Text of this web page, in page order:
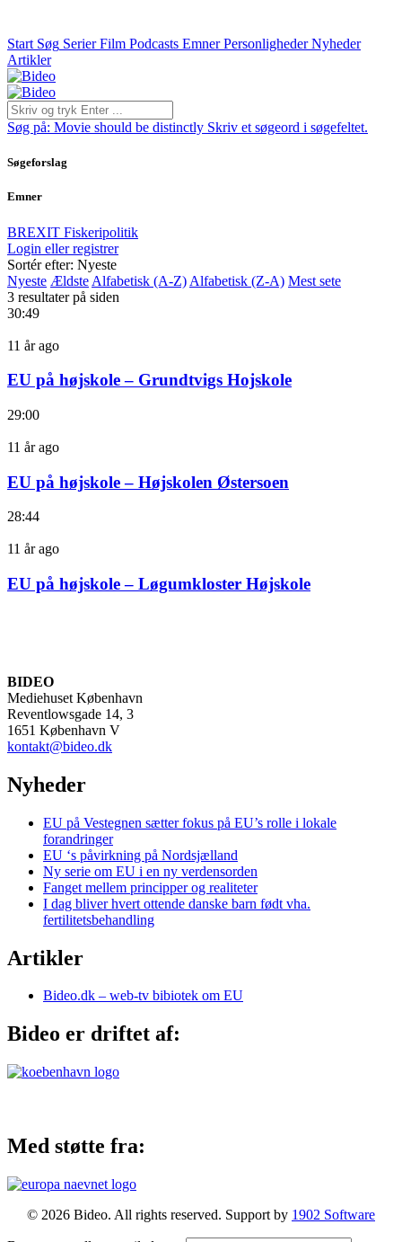
Start Søg Serier Film Podcasts Emner Personligheder Nyheder
Artikler
Søg på: Movie should be distinctly Skriv et søgeord i søgefeltet.
Søgeforslag
Emner
BREXIT Fiskeripolitik
Login eller registrer
Sortér efter: Nyeste
Nyeste Ældste Alfabetisk (A-Z) Alfabetisk (Z-A) Mest sete
3 resultater på siden
30:49
11 år ago
EU på højskole – Grundtvigs Hojskole
29:00
11 år ago
EU på højskole – Højskolen Østersoen
28:44
11 år ago
EU på højskole – Løgumkloster Højskole
BIDEO
Mediehuset København
Reventlowsgade 14, 3
1651 København V
kontakt@bideo.dk
Nyheder
EU på Vestegnen sætter fokus på EU’s rolle i lokale
forandringer
EU ‘s påvirkning på Nordsjælland
Ny serie om EU i en ny verdensorden
Fanget mellem principper og realiteter
I dag bliver hvert ottende danske barn født vha.
fertilitetsbehandling
Artikler
Bideo.dk – web-tv bibiotek om EU
Bideo er driftet af:
Med støtte fra:
© 2026 Bideo. All rights reserved. Support by 1902 Software